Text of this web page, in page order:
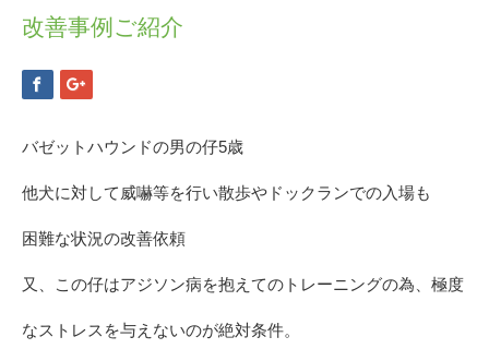
改善事例ご紹介
バゼットハウンドの男の仔5歳
他犬に対して威嚇等を行い散歩やドックランでの入場も
困難な状況の改善依頼
又、この仔はアジソン病を抱えてのトレーニングの為、極度
なストレスを与えないのが絶対条件。